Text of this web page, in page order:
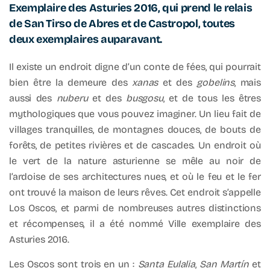
Exemplaire des Asturies 2016, qui prend le relais
de San Tirso de Abres et de Castropol, toutes
deux exemplaires auparavant.
Il existe un endroit digne d’un conte de fées, qui pourrait
bien être la demeure desxanaset des gobelins, mais
aussi des nuberuet des busgosu, et de tous les êtres
mythologiques que vous pouvez imaginer. Un lieu fait de
villages tranquilles, de montagnes douces, de bouts de
forêts, de petites rivières et de cascades. Un endroit où
le vert de la nature asturienne se mêle au noir de
l’ardoise de ses architectures nues, et où le feu et le fer
ont trouvé la maison de leurs rêves. Cet endroit s’appelle
Los Oscos, et parmi de nombreuses autres distinctions
et récompenses, il a été nommé Ville exemplaire des
Asturies 2016.
Les Oscos sont trois en un : Santa Eulalia, San Martín et